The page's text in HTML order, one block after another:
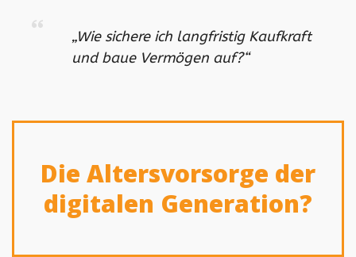
„Wie sichere ich langfristig Kaufkraft
und baue Vermögen auf?“
Die Altersvorsorge der
digitalen Generation?